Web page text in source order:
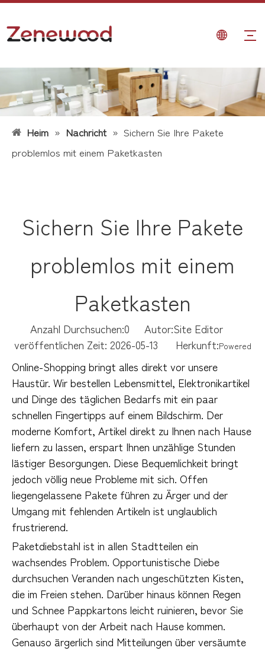
Heim » Nachricht » Sichern Sie Ihre Pakete
problemlos mit einem Paketkasten
Sichern Sie Ihre Pakete
problemlos mit einem
Paketkasten
Anzahl Durchsuchen:0 Autor:Site Editor
veröffentlichen Zeit: 2026-05-13 Herkunft:Powered
Online-Shopping bringt alles direkt vor unsere
Haustür. Wir bestellen Lebensmittel, Elektronikartikel
und Dinge des täglichen Bedarfs mit ein paar
schnellen Fingertipps auf einem Bildschirm. Der
moderne Komfort, Artikel direkt zu Ihnen nach Hause
liefern zu lassen, erspart Ihnen unzählige Stunden
lästiger Besorgungen. Diese Bequemlichkeit bringt
jedoch völlig neue Probleme mit sich. Offen
liegengelassene Pakete führen zu Ärger und der
Umgang mit fehlenden Artikeln ist unglaublich
frustrierend.
Paketdiebstahl ist in allen Stadtteilen ein
wachsendes Problem. Opportunistische Diebe
durchsuchen Veranden nach ungeschützten Kisten,
die im Freien stehen. Darüber hinaus können Regen
und Schnee Pappkartons leicht ruinieren, bevor Sie
überhaupt von der Arbeit nach Hause kommen.
Genauso ärgerlich sind Mitteilungen über versäumte